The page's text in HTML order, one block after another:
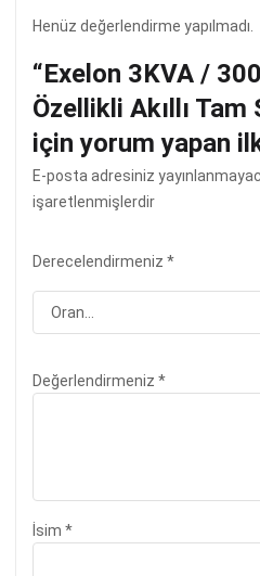
Henüz değerlendirme yapılmadı.
“Exelon 3KVA /
Özellikli Akıllı
için yorum yapan
E-posta adresiniz
işaretlenmişlerdir
Derecelendirmeniz *
Değerlendirmeniz *
İsim *